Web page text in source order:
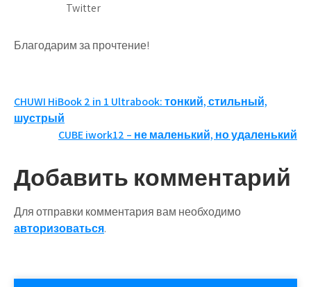
Twitter
Благодарим за прочтение!
Навигация
по
CHUWI HiBook 2 in 1 Ultrabook: тонкий, стильный,
шустрый
CUBE iwork12 – не маленький, но удаленький
Добавить комментарий
Для отправки комментария вам необходимо
авторизоваться.